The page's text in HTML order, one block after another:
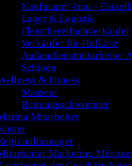
Kaufmann/-frau -
Lager & Logistik
Fleischereifachverkäufer
Verkäufer für Hofkäse
Außendienstmitarbeiter
Schloen
& Fitness
Masseur
Rettungsschwimmer
Mitarbeiter
Marketing